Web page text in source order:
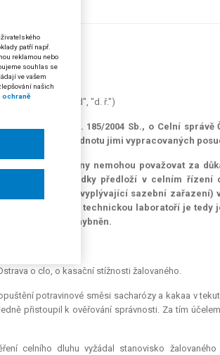
též "daňový řád", "d. ř.")
j) zákona č. 185/2004 Sb., o Celní správě
důkazní hodnotu jimi vypracovaných
však celní orgány nemohou považovat za
znalecké posudky předloží v celním řízení
zboží a z toho vyplývající sazební zařazení)
celně technickou laboratoří je tedy
- zpochybněn.
Afs 42/2007-55)
o clo, o kasační stížnosti žalovaného.
potravinové směsi sacharózy a kakaa v
přistoupil k ověřování správnosti. Za tím
celního dluhu vyžádal stanovisko
patří např.
reklamou nebo
souhlas se
ve vašem
našich
ochraně